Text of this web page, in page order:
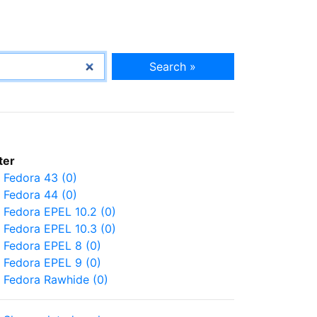
Search »
Fedora 43 (0)
Fedora 44 (0)
Fedora EPEL 10.2 (0)
Fedora EPEL 10.3 (0)
Fedora EPEL 8 (0)
Fedora EPEL 9 (0)
Fedora Rawhide (0)